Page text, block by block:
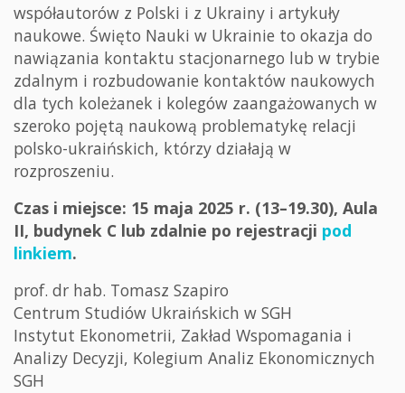
współautorów z Polski i z Ukrainy i artykuły
naukowe. Święto Nauki w Ukrainie to okazja do
nawiązania kontaktu stacjonarnego lub w trybie
zdalnym i rozbudowanie kontaktów naukowych
dla tych koleżanek i kolegów zaangażowanych w
szeroko pojętą naukową problematykę relacji
polsko-ukraińskich, którzy działają w
rozproszeniu.
Czas i miejsce: 15 maja 2025 r. (13–19.30), Aula
II, budynek C lub zdalnie po rejestracji pod
linkiem.
prof. dr hab. Tomasz Szapiro
Centrum Studiów Ukraińskich w SGH
Instytut Ekonometrii, Zakład Wspomagania i
Analizy Decyzji, Kolegium Analiz Ekonomicznych
SGH